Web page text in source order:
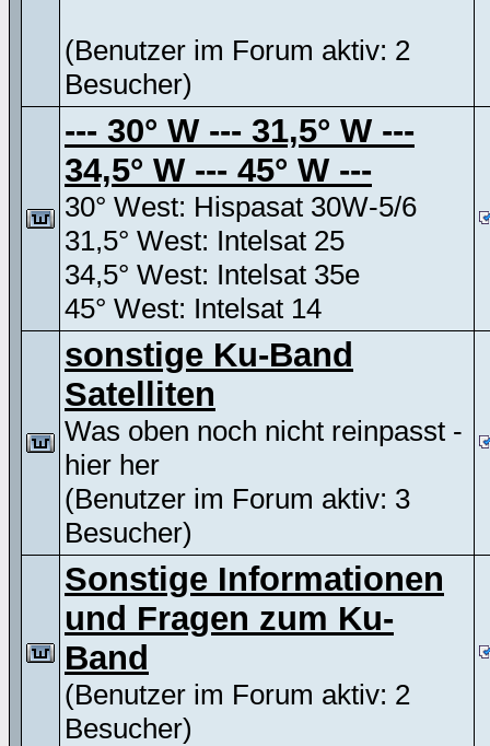
(Benutzer im Forum aktiv: 2
Besucher)
--- 30° W --- 31,5° W ---
34,5° W --- 45° W ---
30° West: Hispasat 30W-5/6
31,5° West: Intelsat 25
34,5° West: Intelsat 35e
45° West: Intelsat 14
sonstige Ku-Band
Satelliten
Was oben noch nicht reinpasst -
hier her
(Benutzer im Forum aktiv: 3
Besucher)
Sonstige Informationen
und Fragen zum Ku-
Band
(Benutzer im Forum aktiv: 2
Besucher)